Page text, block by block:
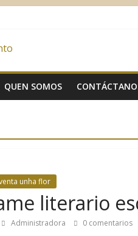
QUEN SOMOS
unha flor
literario
Administradora 0 comentarios